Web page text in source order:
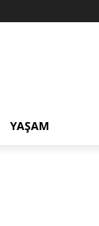
YAŞAM